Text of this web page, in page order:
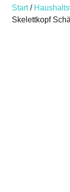
Start/
Skelettkopf